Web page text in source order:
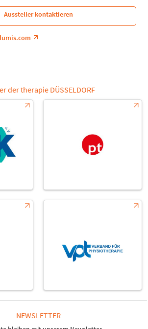
Aussteller kontaktieren
der therapie DÜSSELDORF
NEWSLETTER